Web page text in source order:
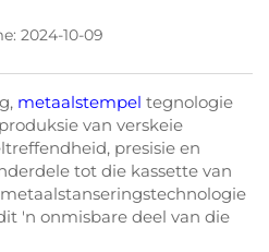
2024-10-09
metaalstempel tegnologie
van verskeie
presisie en
tot die kassette van
'n onmisbare deel van die